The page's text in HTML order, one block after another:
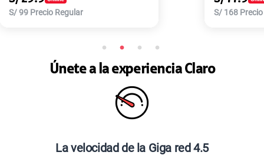
Únete a la experiencia Claro
La velocidad de la Giga red 4.5